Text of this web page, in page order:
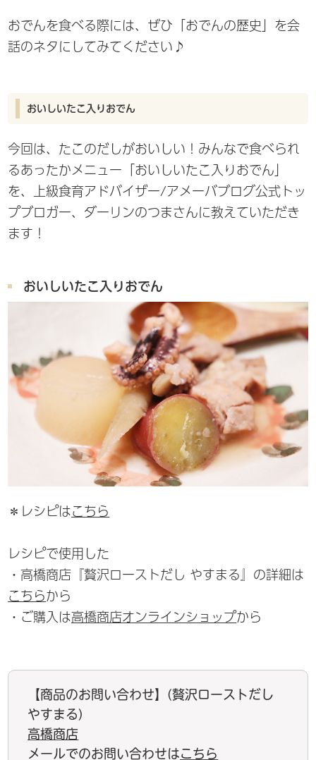
おでんを食べる際には、ぜひ「おでんの歴史」を会
話のネタにしてみてください♪
おいしいたこ入りおでん
今回は、たこのだしがおいしい！みんなで食べられ
るあったかメニュー「おいしいたこ入りおでん」
を、上級食育アドバイザー/アメーバブログ公式トッ
プブロガー、ダーリンのつまさんに教えていただき
ます！
おいしいたこ入りおでん
＊レシピはこちら
レシピで使用した
・高橋商店『贅沢ローストだし やすまる』の詳細は
こちらから
・ご購入は高橋商店オンラインショップから
【商品のお問い合わせ】(贅沢ローストだし
やすまる)
高橋商店
メールでのお問い合わせはこちら